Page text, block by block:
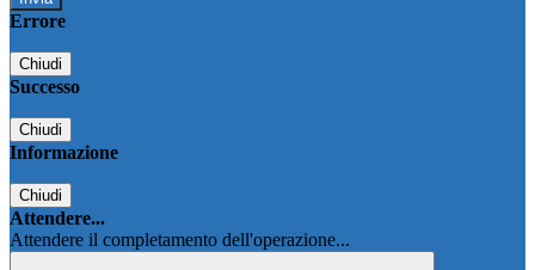
Errore
Chiudi
Successo
Chiudi
Informazione
Chiudi
Attendere...
Attendere il completamento dell'operazione...